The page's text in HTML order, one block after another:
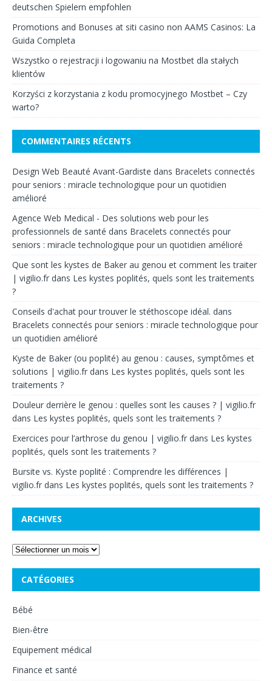
deutschen Spielern empfohlen
Promotions and Bonuses at siti casino non AAMS Casinos: La
Guida Completa
Wszystko o rejestracji i logowaniu na Mostbet dla stałych
klientów
Korzyści z korzystania z kodu promocyjnego Mostbet – Czy
warto?
COMMENTAIRES RÉCENTS
Design Web Beauté Avant-Gardiste dans Bracelets connectés
pour seniors : miracle technologique pour un quotidien
amélioré
Agence Web Medical - Des solutions web pour les
professionnels de santé dans Bracelets connectés pour
seniors : miracle technologique pour un quotidien amélioré
Que sont les kystes de Baker au genou et comment les traiter
| vigilio.fr dans Les kystes poplités, quels sont les traitements
?
Conseils d'achat pour trouver le stéthoscope idéal. dans
Bracelets connectés pour seniors : miracle technologique pour
un quotidien amélioré
Kyste de Baker (ou poplité) au genou : causes, symptômes et
solutions | vigilio.fr dans Les kystes poplités, quels sont les
traitements ?
Douleur derrière le genou : quelles sont les causes ? | vigilio.fr
dans Les kystes poplités, quels sont les traitements ?
Exercices pour l’arthrose du genou | vigilio.fr dans Les kystes
poplités, quels sont les traitements ?
Bursite vs. Kyste poplité : Comprendre les différences |
vigilio.fr dans Les kystes poplités, quels sont les traitements ?
ARCHIVES
CATÉGORIES
Bébé
Bien-être
Equipement médical
Finance et santé